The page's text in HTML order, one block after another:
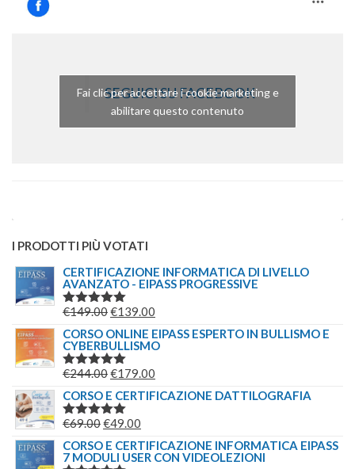
SEGUICI SU FACEBOOK
Fai clic per accettare i cookie marketing e
abilitare questo contenuto
I PRODOTTI PIÙ VOTATI
CERTIFICAZIONE INFORMATICA DI LIVELLO
AVANZATO - EIPASS PROGRESSIVE
VALUTATO
€149.00IL
PREZZO
ORIGINALE
ERA:
€139.00
PREZZO
ATTUALE
CORSO ONLINE EIPASS ESPERTO IN BULLISMO E
CYBERBULLISMO
VALUTATO
€244.00IL
PREZZO
ORIGINALE
ERA:
€244.00.
€179.00
PREZZO
€179.00.
CORSO E CERTIFICAZIONE DATTILOGRAFIA
VALUTATO
€69.00IL
PREZZO
ORIGINALE
€49.00
PREZZO
ATTUALE
CORSO E CERTIFICAZIONE INFORMATICA EIPASS
7 MODULI USER CON VIDEOLEZIONI